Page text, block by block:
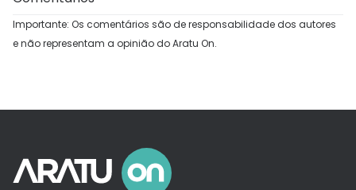
Importante: Os comentários são de responsabilidade dos autores
e não representam a opinião do Aratu On.